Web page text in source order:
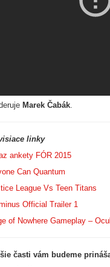
Marek Čabák.
linky
ankety FÓR 2015
Can Quantum
League Vs Teen Titans
Official Trailer 1
of Nowhere Gameplay –
časti vám budeme